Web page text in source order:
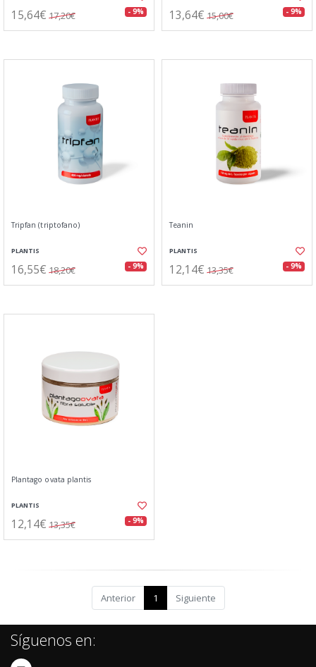
15,64€ 17,20€ - 9% 13,64€ 15,00€ - 9%
Tripfan (triptofano)
PLANTIS
16,55€ 18,20€ - 9%
Teanin
PLANTIS
12,14€ 13,35€ - 9%
Plantago ovata plantis
PLANTIS
12,14€ 13,35€ - 9%
Anterior 1 Siguiente
Síguenos en: